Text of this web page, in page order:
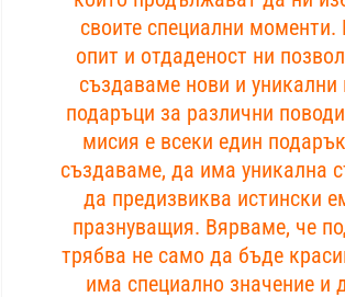
своите специални
опит и отдаденост ни
създаваме нови и уникални
подаръци за различни
мисия е всеки един
създаваме, да има уникална
да предизвиква истински
празнуващия. Вярваме, че
трябва не само да бъде
има специално значение и